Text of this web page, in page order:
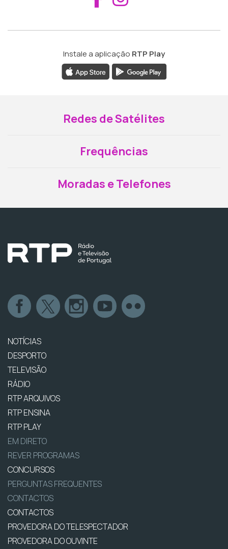
Instale a aplicação RTP Play
Redes de Satélites
Frequências
Moradas e Telefones
NOTÍCIAS
DESPORTO
TELEVISÃO
RÁDIO
RTP ARQUIVOS
RTP ENSINA
RTP PLAY
EM DIRETO
REVER PROGRAMAS
CONCURSOS
PERGUNTAS FREQUENTES
CONTACTOS
CONTACTOS
PROVEDORA DO TELESPECTADOR
PROVEDORA DO OUVINTE